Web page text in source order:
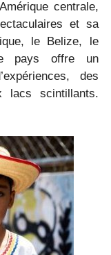
centrale,
et sa
le Belize, le
pays offre un
des
lacs scintillants.